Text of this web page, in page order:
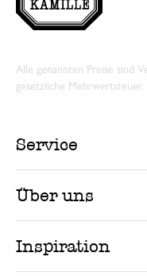
Alle genannten Preise sind
gesetzliche Mehrwertsteuer.
Service
Über uns
Inspiration